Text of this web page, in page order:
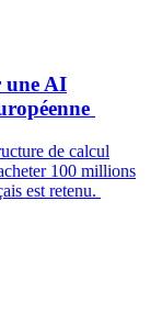
une AI
de calcul
100 millions
est retenu.